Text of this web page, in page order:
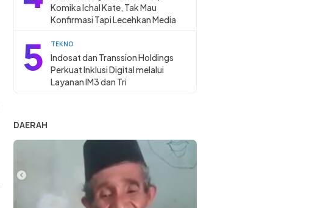
Komika Ichal Kate, Tak Mau
Konfirmasi Tapi Lecehkan Media
5 TEKNO
Indosat dan Transsion Holdings
Perkuat Inklusi Digital melalui
Layanan IM3 dan Tri
DAERAH